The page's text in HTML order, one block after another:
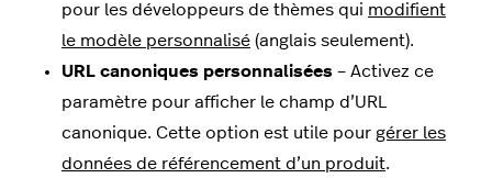
pour les développeurs de thèmes qui modifient
le modèle personnalisé (anglais seulement).
URL canoniques personnalisées – Activez ce
paramètre pour afficher le champ d’URL
canonique. Cette option est utile pour gérer les
données de référencement d’un produit.